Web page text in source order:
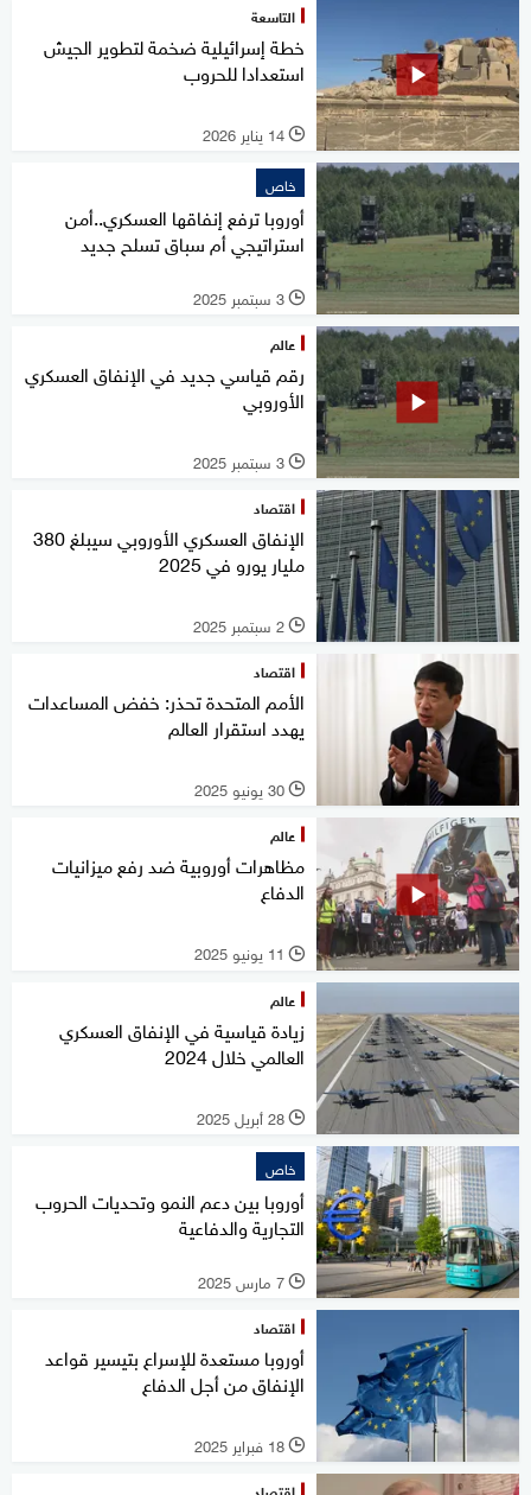
التاسعة
خطة إسرائيلية ضخمة لتطوير الجيش
استعدادا للحروب
l 14 يناير 2026
خاص
أوروبا ترفع إنفاقها العسكري..أمن
استراتيجي أم سباق تسلح جديد
l 3 سبتمبر 2025
عالم
رقم قياسي جديد في الإنفاق العسكري
الأوروبي
l 3 سبتمبر 2025
اقتصاد
الإنفاق العسكري الأوروبي سيبلغ 380
مليار يورو في 2025
l 2 سبتمبر 2025
اقتصاد
الأمم المتحدة تحذر: خفض المساعدات
يهدد استقرار العالم
l 30 يونيو 2025
عالم
مظاهرات أوروبية ضد رفع ميزانيات
الدفاع
l 11 يونيو 2025
عالم
زيادة قياسية في الإنفاق العسكري
العالمي خلال 2024
l 28 أبريل 2025
خاص
أوروبا بين دعم النمو وتحديات الحروب
التجارية والدفاعية
l 7 مارس 2025
اقتصاد
أوروبا مستعدة للإسراع بتيسير قواعد
الإنفاق من أجل الدفاع
l 18 فبراير 2025